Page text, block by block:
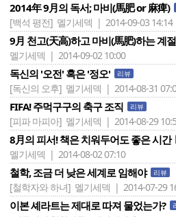
2014年 9月의 독서; 마비(馬肥 or 麻痺)
[백석 평전] 멜기세덱 | 2014-09-03 14:14
9月 천고(天高)하고 마비(馬肥)하는 계
멜기세덱 | 2014-09-02 10:00
독신의 '오전' 혹은 '정오' 리뷰
[독신의 오후] 멜기세덱 | 2014-08-31
FIFA! 주먹구구의 축구 조직 리뷰
[피파 마피아] 멜기세덱 | 2014-08-29
8月의 피서! 책은 치워두어도 좋은 시간
멜기세덱 | 2014-08-02 07:10
철학, 조금 더 낮은 세계로 임해야 리뷰
[철학자와 하녀] 멜기세덱 | 2014-07-29
이본 셰라트는 제대로 따져 물었는가?